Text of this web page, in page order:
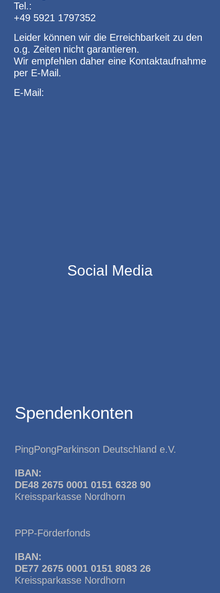
Tel.:
+49 5921 1797352
Leider können wir die Erreichbarkeit zu den
o.g. Zeiten nicht garantieren.
Wir empfehlen daher eine Kontaktaufnahme
per E-Mail.
E-Mail:
Social Media
Spendenkonten
PingPongParkinson Deutschland e.V.
IBAN:
DE48 2675 0001 0151 6328 90
Kreissparkasse Nordhorn
PPP-Förderfonds
IBAN:
DE77 2675 0001 0151 8083 26
Kreissparkasse Nordhorn